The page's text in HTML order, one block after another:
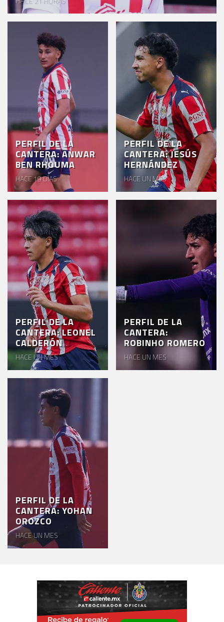
EVENTOS
DEPORTIVOS
REBAÑO
CHIVAS
TIENDA
CHIVAS
CHIVASTV
ESTADIO
AKRON
TOUR
ESTADIO
AKRON
PERFIL DE LA
CANTERA: ANWAR
BEN RHOUMA
HACE 19 DÍAS
PERFIL DE LA
CANTERA: JESÚS
HERNÁNDEZ
HACE UN MES
PERFIL DE LA
CANTERA: LEONEL
CALDERÓN
HACE UN MES
PERFIL DE LA
CANTERA:
ROBINHO ROMERO
HACE UN MES
PERFIL DE LA
CANTERA: YOHAN
OROZCO
HACE UN MES